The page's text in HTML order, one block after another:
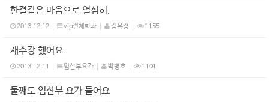
한결같은 마음으로 열심히.
2013.12.12 vip전체학과 김유경 1155
재수강 했어요
2013.12.11 임산부요가 박병호 1101
둘째도 임산부 요가 들어요